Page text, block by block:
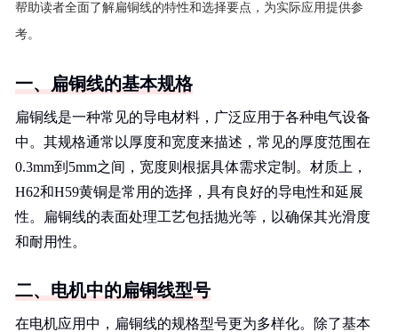
帮助读者全面了解扁铜线的特性和选择要点，为实际应用提供参
考。
一、扁铜线的基本规格
扁铜线是一种常见的导电材料，广泛应用于各种电气设备
中。其规格通常以厚度和宽度来描述，常见的厚度范围在
0.3mm到5mm之间，宽度则根据具体需求定制。材质上，
H62和H59黄铜是常用的选择，具有良好的导电性和延展
性。扁铜线的表面处理工艺包括抛光等，以确保其光滑度
和耐用性。
二、电机中的扁铜线型号
在电机应用中，扁铜线的规格型号更为多样化。除了基本